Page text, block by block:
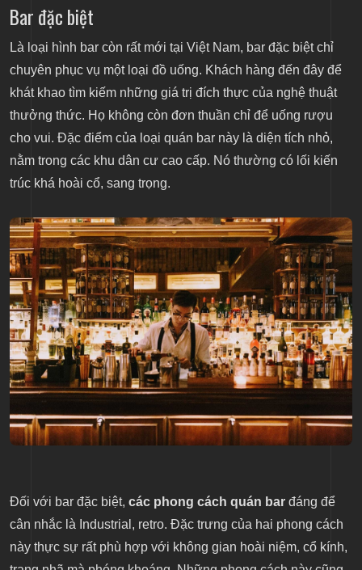
Bar đặc biệt
Là loại hình bar còn rất mới tại Việt Nam, bar đặc biệt chỉ
chuyên phục vụ một loại đồ uống. Khách hàng đến đây để
khát khao tìm kiếm những giá trị đích thực của nghệ thuật
thưởng thức. Họ không còn đơn thuần chỉ để uống rượu
cho vui. Đặc điểm của loại quán bar này là diện tích nhỏ,
nằm trong các khu dân cư cao cấp. Nó thường có lối kiến
trúc khá hoài cổ, sang trọng.
Đối với bar đặc biệt, các phong cách quán bar đáng để
cân nhắc là Industrial, retro. Đặc trưng của hai phong cách
này thực sự rất phù hợp với không gian hoài niệm, cổ kính,